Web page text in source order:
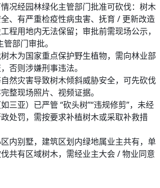
况经园林绿化主管部门批准可砍伐：树木
、有严重检疫性病虫害、抚育 / 更新改造
程用地内无法保留；审批前需现场公示，
部门审批。
木为国家重点保护野生植物，需向林业部
否则涉嫌刑事违法。
然灾害导致树木倾斜威胁安全，可先砍伐
整现场照片、视频证据。
三亚）已严管 “砍头树”“违规修剪”，未经
处罚，需按要求补植树木或采取补救措
内别墅，建筑区划内绿地属业主共有，单
共有区域树木，需经业主大会 / 物业同意